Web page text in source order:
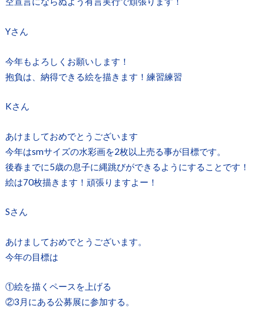
Yさん
今年もよろしくお願いします！
抱負は、納得できる絵を描きます！練習練習
Kさん
あけましておめでとうございます
今年はsmサイズの水彩画を2枚以上売る事が目標です。
後春までに5歳の息子に縄跳びができるようにすることです！
絵は70枚描きます！頑張りますよー！
Sさん
あけましておめでとうございます。
今年の目標は
①絵を描くペースを上げる
②3月にある公募展に参加する。